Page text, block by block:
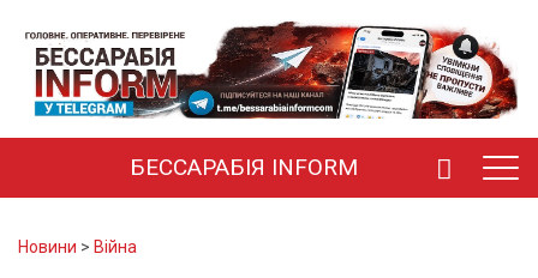
БЕССАРАБІЯ INFORM
Новини > Війна